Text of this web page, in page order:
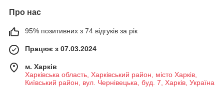
Про нас
95% позитивних з 74 відгуків за рік
Працює з 07.03.2024
м. Харків
Харківська область, Харківський район, місто Харків,
Київський район, вул. Чернівецька, буд. 7, Харків, Україна